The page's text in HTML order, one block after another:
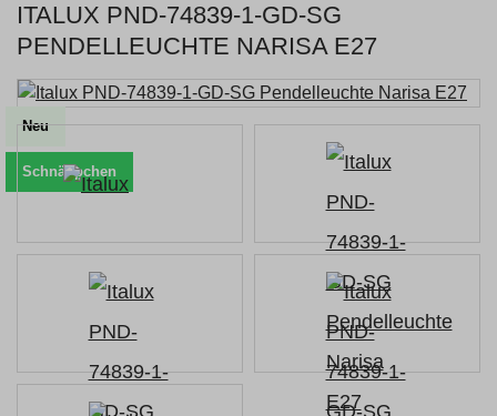
ITALUX PND-74839-1-GD-SG
PENDELLEUCHTE NARISA E27
Neu
Schnäppchen